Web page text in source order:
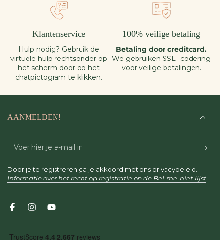
Klantenservice
Hulp nodig? Gebruik de
virtuele hulp rechtsonder op
het scherm door op het
chatpictogram te klikken.
100% veilige betaling
Betaling door creditcard.
We gebruiken SSL -codering
voor veilige betalingen.
AANMELDEN!
Voer
hier
je
mail
Door je te registreren ga je akkoord met ons privacybeleid.
Informatie over het recht op registratie op de Bel-me-niet-lijst
FacebookInstagramYouTube